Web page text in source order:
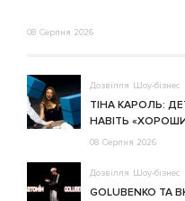
08 Серпня 2026
Дозвілля Шоу-бізнес
ТІНА КАРОЛЬ:
НАВІТЬ
08 Серпня 2026
Дозвілля Шоу-бізнес
GOLUBENKO ТА